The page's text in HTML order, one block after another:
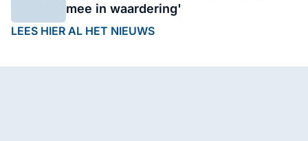
mee in waardering'
LEES HIER AL HET NIEUWS